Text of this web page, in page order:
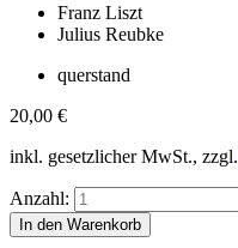
Franz Liszt
Julius Reubke
querstand
20,00 €
inkl. gesetzlicher MwSt., zzgl.
Anzahl: